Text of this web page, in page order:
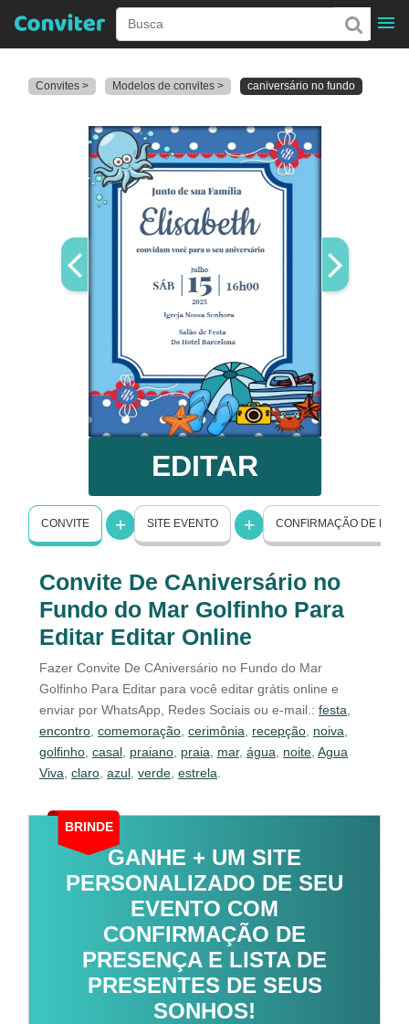
Convites > Modelos de convites > caniversário no fundo
EDITAR
CONVITE SITE EVENTO CONFIRMAÇÃO DE
Convite De CAniversário no
Fundo do Mar Golfinho Para
Editar Editar Online
Fazer Convite De CAniversário no Fundo do Mar
Golfinho Para Editar para você editar grátis online e
enviar por WhatsApp, Redes Sociais ou e-mail.: festa
encontro comemoração cerimônia recepção noiva
golfinho casal praiano praia mar, água noite Agua
Viva claro azul verde estrela
BRINDE
GANHE + UM SITE
PERSONALIZADO DE SEU
EVENTO COM
CONFIRMAÇÃO DE
PRESENÇA E LISTA DE
PRESENTES DE SEUS
SONHOS!